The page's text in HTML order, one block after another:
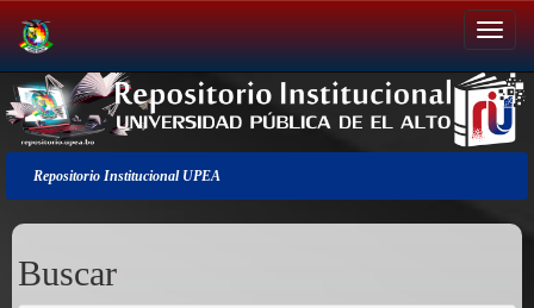
Salir
de
la
navegación
Repositorio Institucional UPEA
Buscar